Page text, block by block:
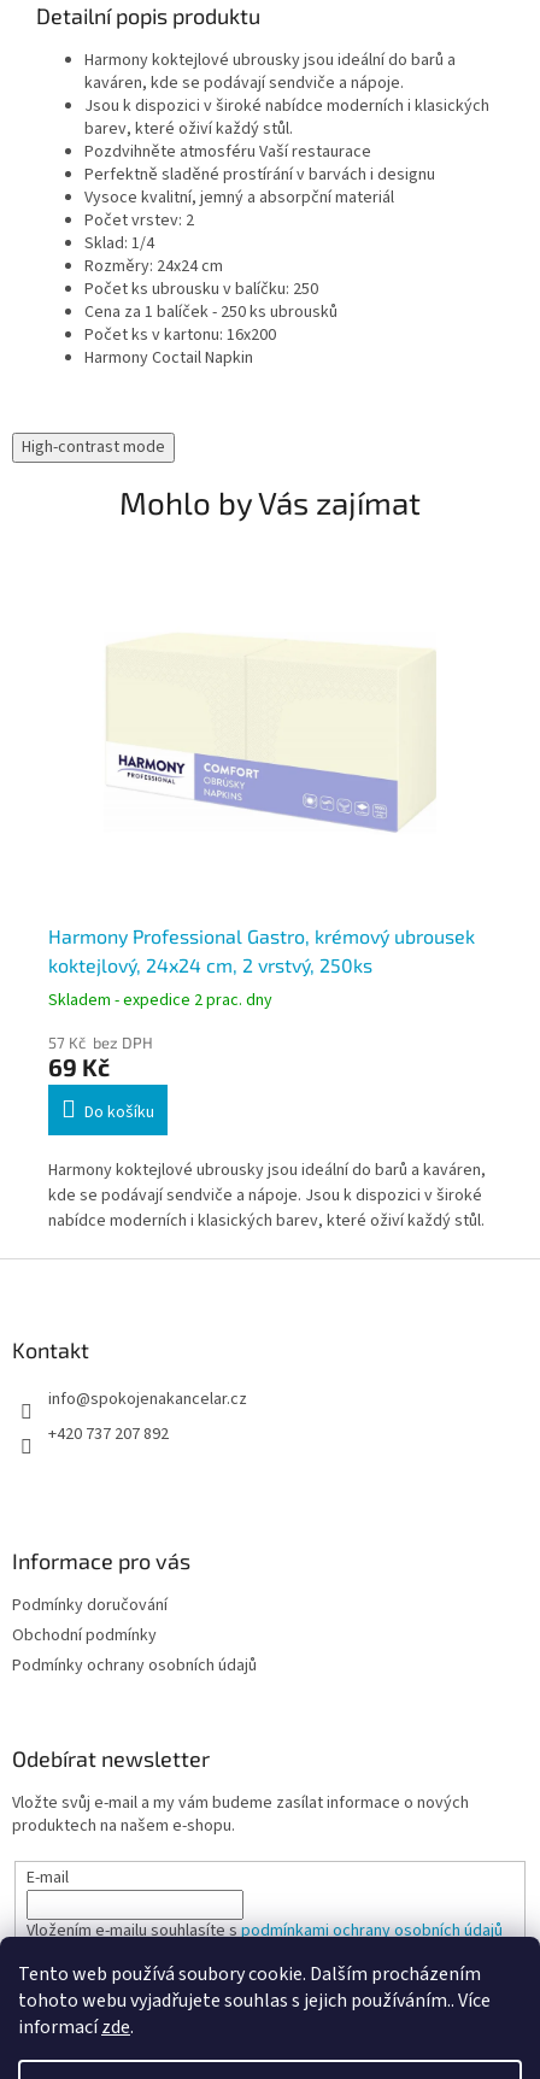
Tento web používá soubory cookie. Dalším procházením
tohoto webu vyjadřujete souhlas s jejich používáním.. Více
informacízde.
Detailní popis produktu
Harmony koktejlové ubrousky jsou ideální do barů a
kaváren, kde se podávají sendviče a nápoje.
Jsou k dispozici v široké nabídce moderních i klasických
barev, které oživí každý stůl.
Pozdvihněte atmosféru Vaší restaurace
Perfektně sladěné prostírání v barvách i designu
Vysoce kvalitní, jemný a absorpční materiál
Počet vrstev: 2
Sklad: 1/4
Rozměry: 24x24 cm
Počet ks ubrousku v balíčku: 250
Cena za 1 balíček - 250 ks ubrousků
Počet ks v kartonu: 16x200
Harmony Coctail Napkin
High-contrast mode
Mohlo by Vás zajímat
Harmony Professional Gastro, krémový ubrousek
koktejlový, 24x24 cm, 2 vrstvý, 250ks
Skladem - expedice 2 prac. dny
57 Kč bez DPH
69 Kč
Do košíku
Harmony koktejlové ubrousky jsou ideální do barů a kaváren,
kde se podávají sendviče a nápoje. Jsou k dispozici v široké
nabídce moderních i klasických barev, které oživí každý stůl.
Kontakt
info@spokojenakancelar.cz
+420 737 207 892
Informace pro vás
Podmínky doručování
Obchodní podmínky
Podmínky ochrany osobních údajů
Odebírat newsletter
Vložte svůj e-mail a my vám budeme zasílat informace o nových
produktech na našem e-shopu.
E-mail
Vložením e-mailu souhlasíte spodmínkami ochrany osobních údajů
PŘIHLÁSIT SE